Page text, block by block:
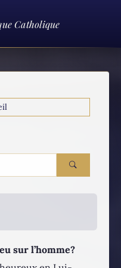
Catholique
sur l’homme?